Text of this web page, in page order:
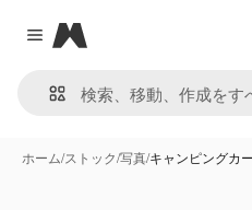
Close menu
Magnific
ホーム/ストック/写真/キャンピングカ